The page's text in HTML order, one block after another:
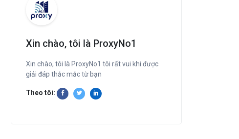
Xin chào, tôi là ProxyNo1
Xin chào, tôi là ProxyNo1 tôi rất vui khi được
giải đáp thắc mắc từ bạn
Theo tôi: